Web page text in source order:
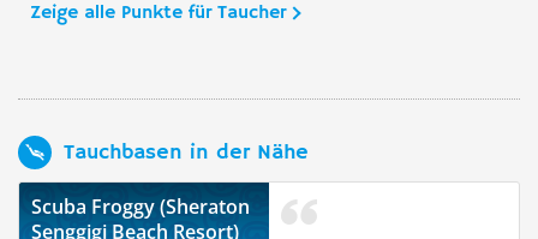
Zeige alle Punkte für Taucher
Tauchbasen in der Nähe
Scuba Froggy (Sheraton
Senggigi Beach Resort)